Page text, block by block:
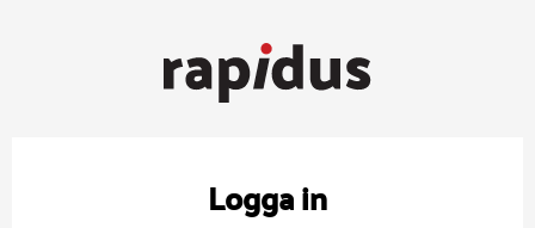
Logga in